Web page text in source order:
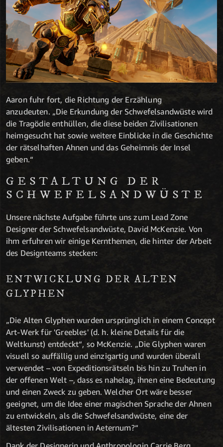
Aaron fuhr fort, die Richtung der Erzählung
anzudeuten. „Die Erkundung der Schwefelsandwüste wird
die Tragödie enthüllen, die diese beiden Zivilisationen
heimgesucht hat sowie weitere Einblicke in die Geschichte
der rätselhaften Ahnen und das Geheimnis der Insel
geben.“
GESTALTUNG DER
SCHWEFELSANDWÜSTE
Unsere nächste Aufgabe führte uns zum Lead Zone
Designer der Schwefelsandwüste, David McKenzie. Von
ihm erfuhren wir einige Kernthemen, die hinter der Arbeit
des Designteams stecken:
ENTWICKLUNG DER ALTEN
GLYPHEN
„Die Alten Glyphen wurden ursprünglich in einem Concept
Art-Werk für 'Greebles' (d. h. kleine Details für die
Weltkunst) entdeckt“, so McKenzie. „Die Glyphen waren
visuell so auffällig und einzigartig und wurden überall
verwendet – von Expeditionsrätseln bis hin zu Truhen in
der offenen Welt –, dass es nahelag, ihnen eine Bedeutung
und einen Zweck zu geben. Welcher Ort wäre besser
geeignet, um die Idee einer magischen Sprache der Ahnen
zu entwickeln, als die Schwefelsandwüste, eine der
ältesten Zivilisationen in Aeternum?“